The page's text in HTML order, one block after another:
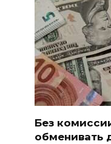
Без
обменивать